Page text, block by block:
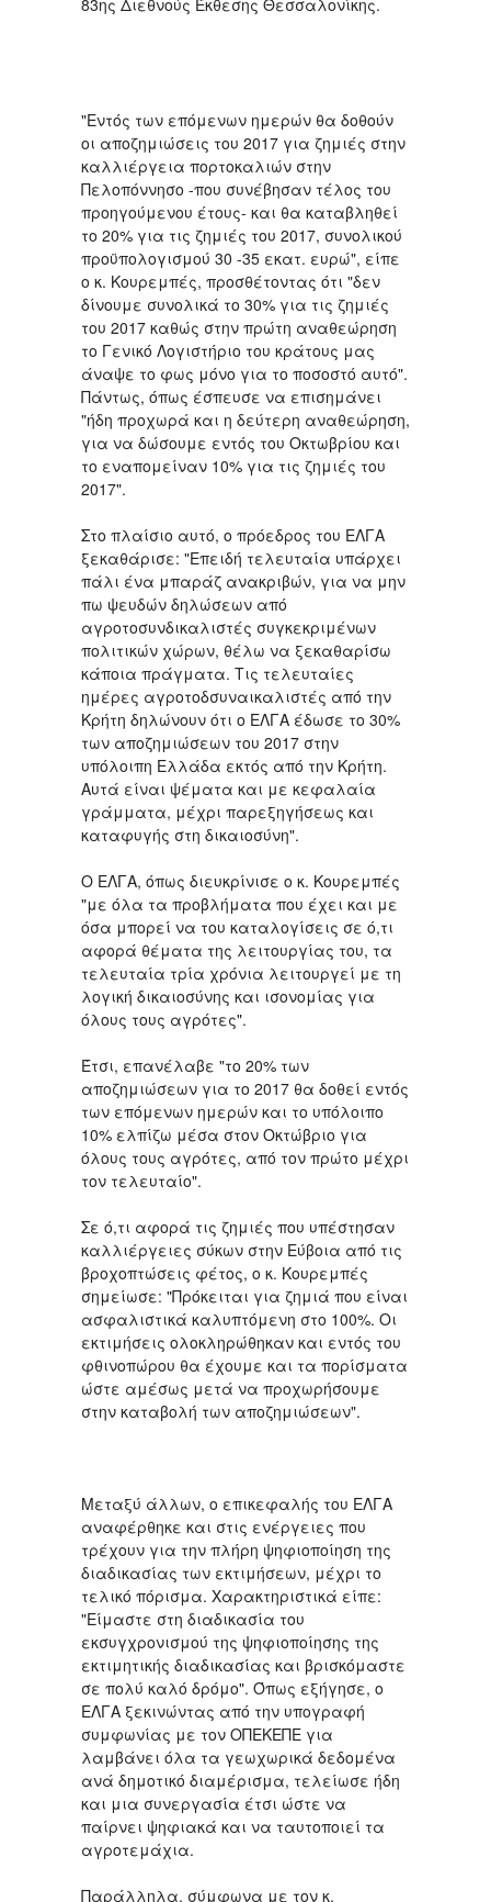
83ης Διεθνούς Έκθεσης Θεσσαλονίκης.
"Εντός των επόμενων ημερών θα δοθούν
οι αποζημιώσεις του 2017 για ζημιές στην
καλλιέργεια πορτοκαλιών στην
Πελοπόννησο -που συνέβησαν τέλος του
προηγούμενου έτους- και θα καταβληθεί
το 20% για τις ζημιές του 2017, συνολικού
προϋπολογισμού 30 -35 εκατ. ευρώ", είπε
ο κ. Κουρεμπές, προσθέτοντας ότι "δεν
δίνουμε συνολικά το 30% για τις ζημιές
του 2017 καθώς στην πρώτη αναθεώρηση
το Γενικό Λογιστήριο του κράτους μας
άναψε το φως μόνο για το ποσοστό αυτό".
Πάντως, όπως έσπευσε να επισημάνει
"ήδη προχωρά και η δεύτερη αναθεώρηση,
για να δώσουμε εντός του Οκτωβρίου και
το εναπομείναν 10% για τις ζημιές του
2017".
Στο πλαίσιο αυτό, ο πρόεδρος του ΕΛΓΑ
ξεκαθάρισε: "Επειδή τελευταία υπάρχει
πάλι ένα μπαράζ ανακριβών, για να μην
πω ψευδών δηλώσεων από
αγροτοσυνδικαλιστές συγκεκριμένων
πολιτικών χώρων, θέλω να ξεκαθαρίσω
κάποια πράγματα. Τις τελευταίες
ημέρες αγροτοδσυναικαλιστές από την
Κρήτη δηλώνουν ότι ο ΕΛΓΑ έδωσε το 30%
των αποζημιώσεων του 2017 στην
υπόλοιπη Ελλάδα εκτός από την Κρήτη.
Αυτά είναι ψέματα και με κεφαλαία
γράμματα, μέχρι παρεξηγήσεως και
καταφυγής στη δικαιοσύνη".
Ο ΕΛΓΑ, όπως διευκρίνισε ο κ. Κουρεμπές
"με όλα τα προβλήματα που έχει και με
όσα μπορεί να του καταλογίσεις σε ό,τι
αφορά θέματα της λειτουργίας του, τα
τελευταία τρία χρόνια λειτουργεί με τη
λογική δικαιοσύνης και ισονομίας για
όλους τους αγρότες".
Έτσι, επανέλαβε "το 20% των
αποζημιώσεων για το 2017 θα δοθεί εντός
των επόμενων ημερών και το υπόλοιπο
10% ελπίζω μέσα στον Οκτώβριο για
όλους τους αγρότες, από τον πρώτο μέχρι
τον τελευταίο".
Σε ό,τι αφορά τις ζημιές που υπέστησαν
καλλιέργειες σύκων στην Εύβοια από τις
βροχοπτώσεις φέτος, ο κ. Κουρεμπές
σημείωσε: "Πρόκειται για ζημιά που είναι
ασφαλιστικά καλυπτόμενη στο 100%. Οι
εκτιμήσεις ολοκληρώθηκαν και εντός του
φθινοπώρου θα έχουμε και τα πορίσματα
ώστε αμέσως μετά να προχωρήσουμε
στην καταβολή των αποζημιώσεων".
Μεταξύ άλλων, ο επικεφαλής του ΕΛΓΑ
αναφέρθηκε και στις ενέργειες που
τρέχουν για την πλήρη ψηφιοποίηση της
διαδικασίας των εκτιμήσεων, μέχρι το
τελικό πόρισμα. Χαρακτηριστικά είπε:
"Είμαστε στη διαδικασία του
εκσυγχρονισμού της ψηφιοποίησης της
εκτιμητικής διαδικασίας και βρισκόμαστε
σε πολύ καλό δρόμο". Όπως εξήγησε, ο
ΕΛΓΑ ξεκινώντας από την υπογραφή
συμφωνίας με τον ΟΠΕΚΕΠΕ για
λαμβάνει όλα τα γεωχωρικά δεδομένα
ανά δημοτικό διαμέρισμα, τελείωσε ήδη
και μια συνεργασία έτσι ώστε να
παίρνει ψηφιακά και να ταυτοποιεί τα
αγροτεμάχια.
Παράλληλα, σύμφωνα με τον κ.